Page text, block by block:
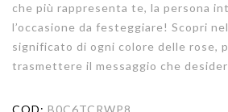
che più rappresenta te, la persona
l’occasione da festeggiare! Scopri
significato di ogni colore delle rose,
trasmettere il messaggio che